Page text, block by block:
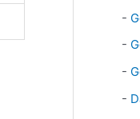
-
-
-
-